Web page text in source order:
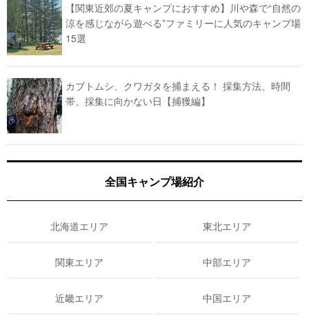
【関東近郊の夏キャンプにおすすめ】川や森で“自然の
涼を感じながら遊べる”ファミリーに人気のキャンプ場
15選
カブトムシ、クワガタを捕まえる！ 採集方法、時間
帯、採集に向かない日【捕獲編】
全国キャンプ場紹介
北海道エリア 東北エリア
関東エリア 中部エリア
近畿エリア 中国エリア